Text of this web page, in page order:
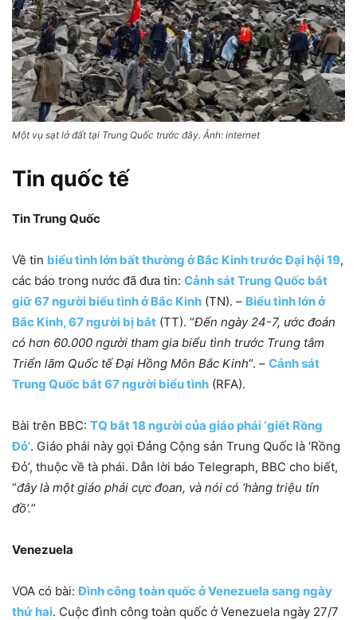
Một vụ sạt lở đất tại Trung Quốc trước đây. Ảnh: internet
Tin quốc tế
Tin Trung Quốc
Về tin biểu tình lớn bất thường ở Bắc Kinh trước Đại hội 19,
các báo trong nước đã đưa tin: Cảnh sát Trung Quốc bắt
giữ 67 người biểu tình ở Bắc Kinh (TN). – Biểu tình lớn ở
Bắc Kinh, 67 người bị bắt (TT). “Đến ngày 24-7, ước đoán
có hơn 60.000 người tham gia biểu tình trước Trung tâm
Triển lãm Quốc tế Đại Hồng Môn Bắc Kinh“. – Cảnh sát
Trung Quốc bắt 67 người biểu tình (RFA).
Bài trên BBC: TQ bắt 18 người của giáo phái ‘giết Rồng
Đỏ’. Giáo phái này gọi Đảng Cộng sản Trung Quốc là ‘Rồng
Đỏ’, thuộc về tà phái. Dẫn lời báo Telegraph, BBC cho biết,
“đây là một giáo phái cực đoan, và nói có ‘hàng triệu tín
đồ’.”
Venezuela
VOA có bài:Đình công toàn quốc ở Venezuela sang ngày
thứ hai. Cuộc đình công toàn quốc ở Venezuela ngày 27/7